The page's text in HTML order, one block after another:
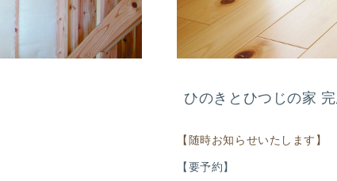
ひのきとひつじの家
【随時お知らせいたします】
【要予約】